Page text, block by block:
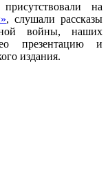
на
, слушали рассказы
войны, наших
презентацию и
издания.